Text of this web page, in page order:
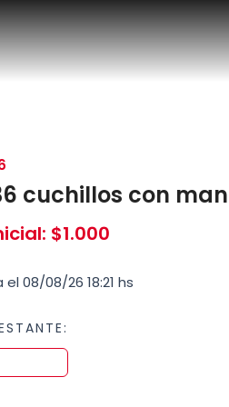
cuchillos con
: $1.000
08/08/26 18:21 hs